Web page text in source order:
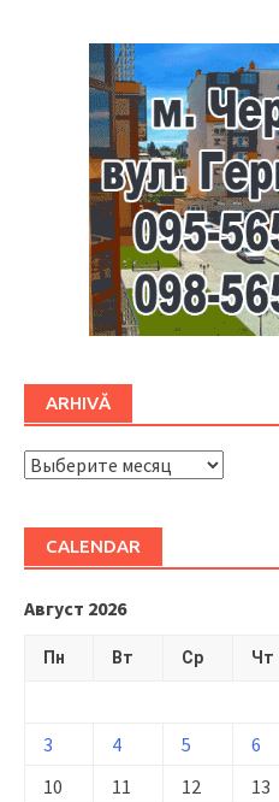
ARHIVĂ
ARHIVĂ
CALENDAR
Август 2026
Пн Вт Ср Чт
3
4 5 6
10
11 12 13